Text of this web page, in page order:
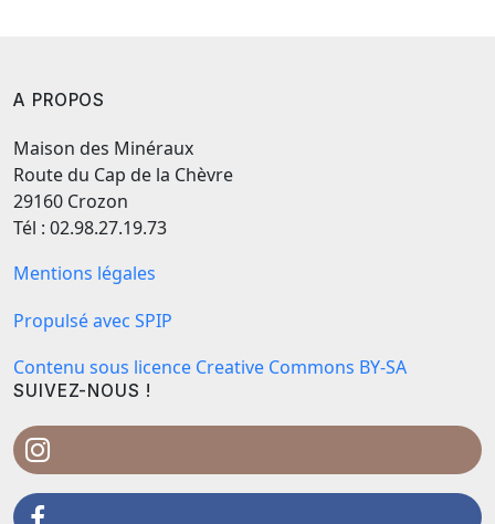
A PROPOS
Maison des Minéraux
Route du Cap de la Chèvre
29160 Crozon
Tél : 02.98.27.19.73
Mentions légales
Propulsé avec SPIP
Contenu sous licence Creative Commons BY-SA
SUIVEZ-NOUS !